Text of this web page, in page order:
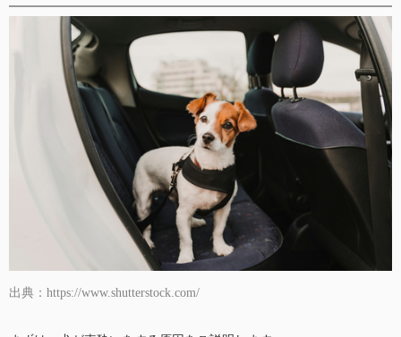
出典：https://www.shutterstock.com/